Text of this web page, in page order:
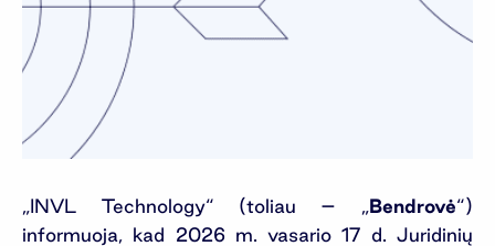
„INVL Technology“ (toliau – „Bendrovė“)
informuoja, kad 2026 m. vasario 17 d. Juridinių